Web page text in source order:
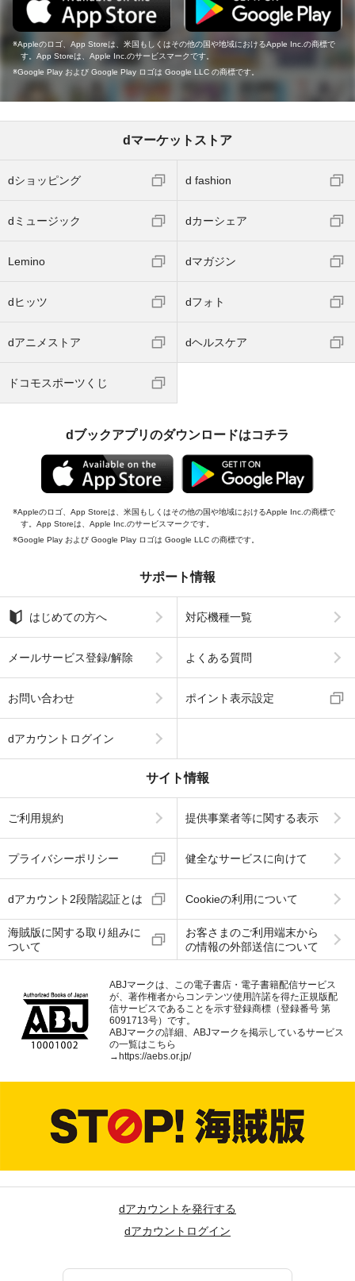
Appleのロゴ、App Storeは、米国もしくはその他の国や地域におけるApple Inc.の商標で
す。App Storeは、Apple Inc.のサービスマークです。
Google Play および Google Play ロゴは Google LLC の商標です。
dマーケットストア
dショッピング d fashion
dミュージック dカーシェア
Lemino dマガジン
dヒッツ dフォト
dアニメストア dヘルスケア
ドコモスポーツくじ
dブックアプリのダウンロードはコチラ
Appleのロゴ、App Storeは、米国もしくはその他の国や地域におけるApple Inc.の商標で
す。App Storeは、Apple Inc.のサービスマークです。
Google Play および Google Play ロゴは Google LLC の商標です。
サポート情報
はじめての方へ 対応機種一覧
メールサービス登録/解除 よくある質問
お問い合わせ ポイント表示設定
dアカウントログイン
サイト情報
ご利用規約 提供事業者等に関する表示
プライバシーポリシー 健全なサービスに向けて
dアカウント2段階認証とは Cookieの利用について
海賊版に関する取り組みに
ついて
お客さまのご利用端末から
の情報の外部送信について
ABJマークは、この電子書店・電子書籍配信サービス
が、著作権者からコンテンツ使用許諾を得た正規版配
信サービスであることを示す登録商標（登録番号 第
6091713号）です。
ABJマークの詳細、ABJマークを掲示しているサービス
の一覧はこちら
→ https://aebs.or.jp/
dアカウントを発行する
dアカウントログイン